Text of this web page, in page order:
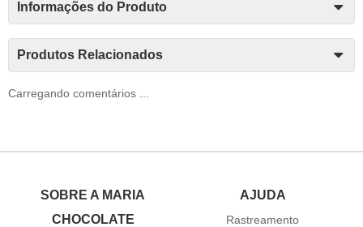
Informações do Produto
Produtos Relacionados
Carregando comentários ...
SOBRE A MARIA
CHOCOLATE
AJUDA
Rastreamento